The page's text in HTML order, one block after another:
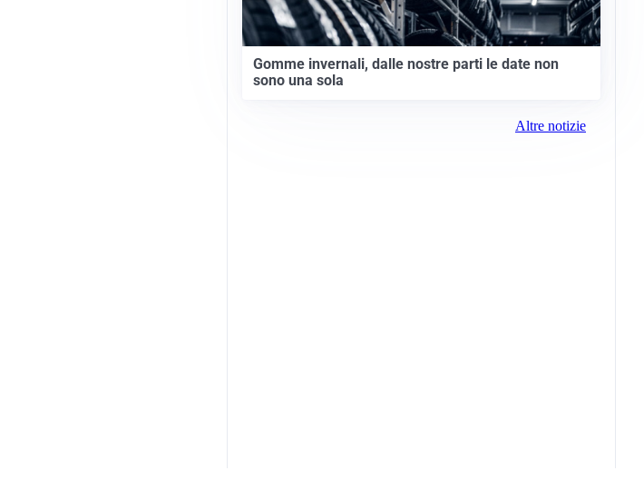
Gomme invernali, dalle nostre parti le date non
sono una sola
Altre notizie